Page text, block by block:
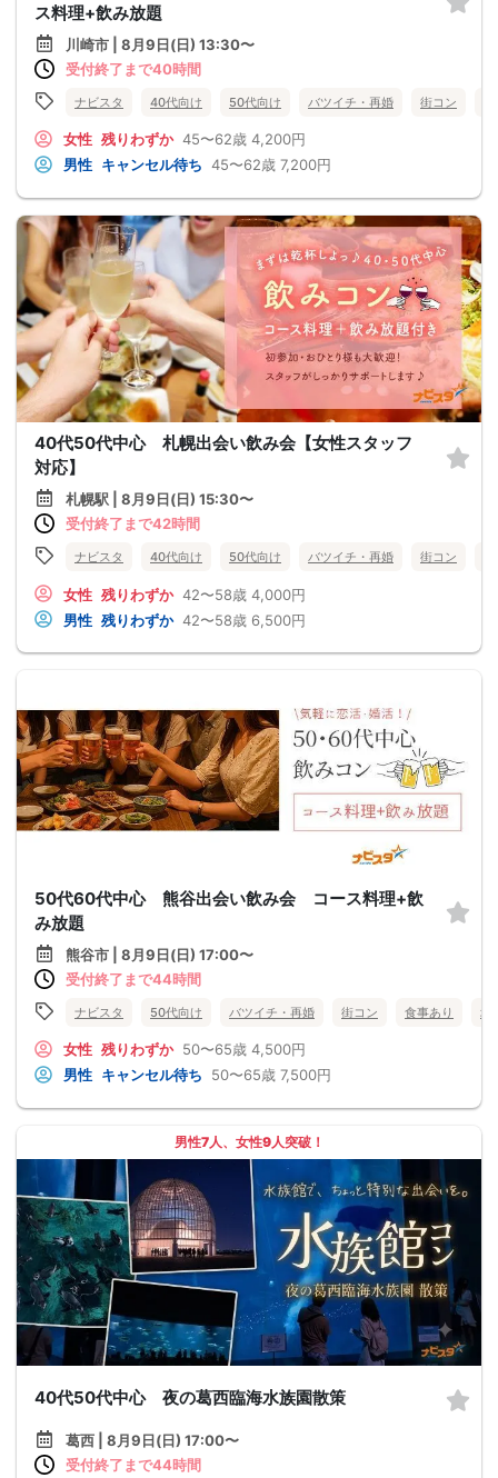
ス料理+飲み放題
川崎市 | 8月9日(日) 13:30〜
受付終了まで40時間
ナビスタ 40代向け 50代向け バツイチ・再婚 街コン
女性 残りわずか 45〜62歳 4,200円
男性 キャンセル待ち 45〜62歳 7,200円
40代50代中心 札幌出会い飲み会【女性スタッフ
対応】
札幌駅 | 8月9日(日) 15:30〜
受付終了まで42時間
ナビスタ 40代向け 50代向け バツイチ・再婚 街コン
女性 残りわずか 42〜58歳 4,000円
男性 残りわずか 42〜58歳 6,500円
50代60代中心 熊谷出会い飲み会 コース料理+飲
み放題
熊谷市 | 8月9日(日) 17:00〜
受付終了まで44時間
ナビスタ 50代向け バツイチ・再婚 街コン 食事あり 埼
女性 残りわずか 50〜65歳 4,500円
男性 キャンセル待ち 50〜65歳 7,500円
男性7人、女性9人突破！
40代50代中心 夜の葛西臨海水族園散策
葛西 | 8月9日(日) 17:00〜
受付終了まで44時間